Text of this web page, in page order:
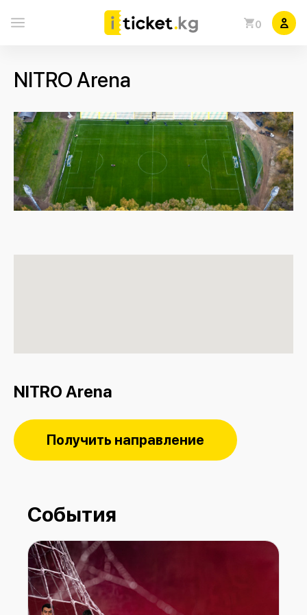
0
NITRO Arena
NITRO Arena
Получить направление
События